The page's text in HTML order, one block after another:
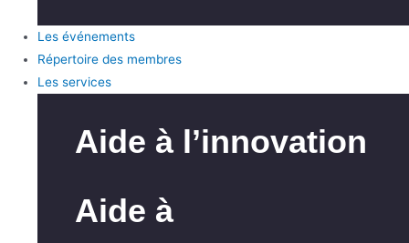
Les événements
Répertoire des membres
Les services
Aide à l’innovation
Aide à